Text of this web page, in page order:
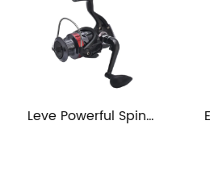
Leve Powerful Spinning Fishing Reel